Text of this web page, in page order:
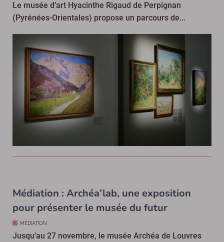
Le musée d’art Hyacinthe Rigaud de Perpignan
(Pyrénées-Orientales) propose un parcours de...
Médiation : Archéa’lab, une exposition
pour présenter le musée du futur
MÉDIATION
Jusqu’au 27 novembre, le musée Archéa de Louvres